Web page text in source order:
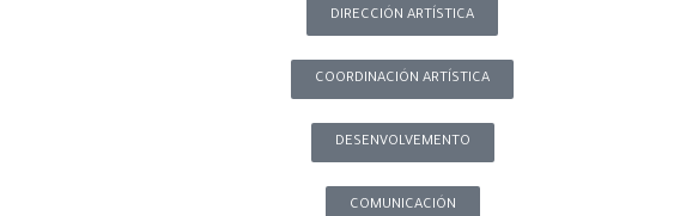
DIRECCIÓN ARTÍSTICA
COORDINACIÓN ARTÍSTICA
DESENVOLVEMENTO
COMUNICACIÓN